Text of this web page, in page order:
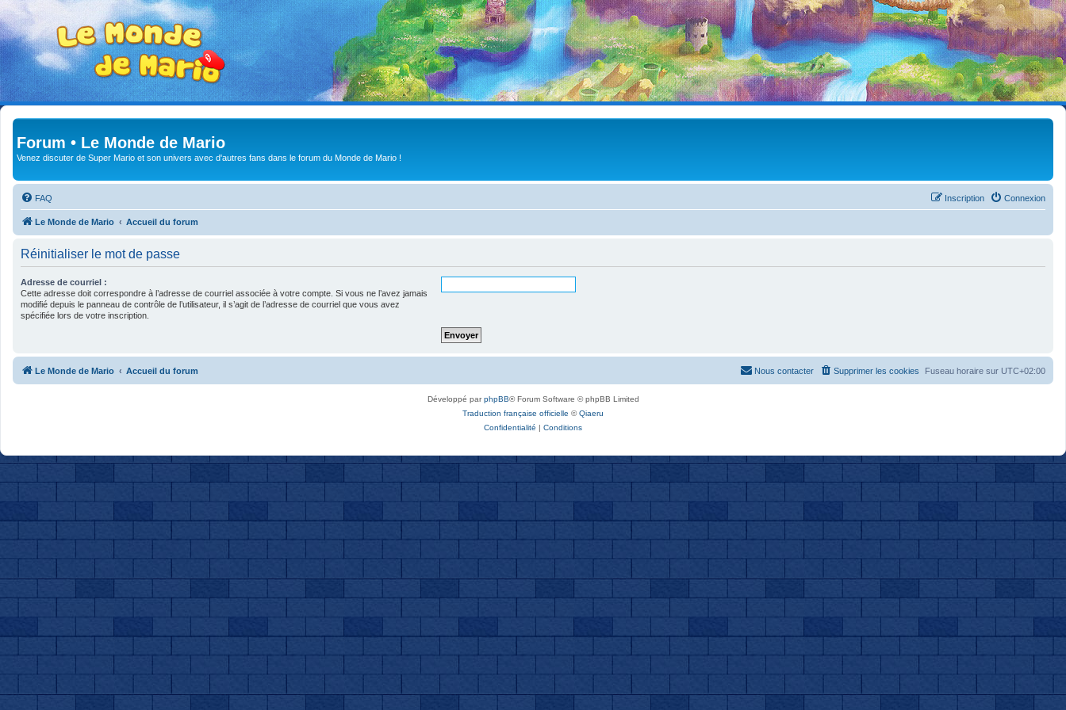
Forum • Le Monde de Mario
Venez discuter de Super Mario et son univers avec d'autres fans dans le forum du Monde de Mario !
FAQ Connexion
Inscription
Le Monde de Mario Accueil du forum
Réinitialiser le mot de passe
Adresse de courriel :
Cette adresse doit correspondre à l’adresse de courriel associée à votre compte. Si vous ne l’avez jamais
modifié depuis le panneau de contrôle de l’utilisateur, il s’agit de l’adresse de courriel que vous avez
spécifiée lors de votre inscription.
Le Monde de Mario Accueil du forum Fuseau horaire sur UTC+02:00
Supprimer les cookies
Nous contacter
Développé parphpBB® Forum Software © phpBB Limited
Traduction française officielle ©Qiaeru
Confidentialité | Conditions